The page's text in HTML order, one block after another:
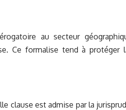
au secteur
Ce formalise tend à
clause est admise par la